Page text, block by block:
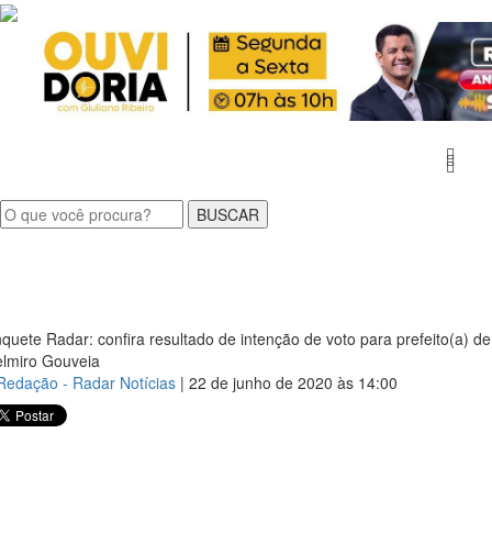
Radar: confira resultado de intenção de voto para prefeito(a) de
Gouveia
- Radar Notícias | 22 de junho de 2020 às 14:00